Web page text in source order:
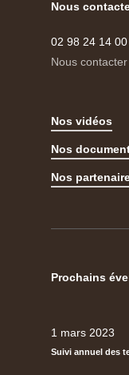
Nous
02 98 24 14 00
Nous
Nos vidéos
Nos
Nos
Prochains
1 mars 2023
Suivi annuel des